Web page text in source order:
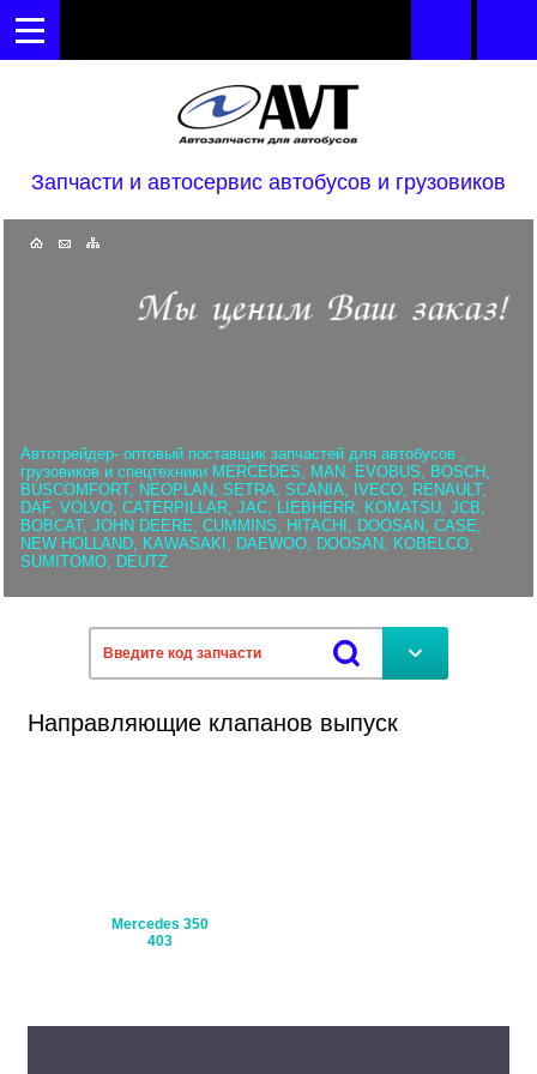
Запчасти и автосервис автобусов и грузовиков
Автотрейдер- оптовый поставщик запчастей для автобусов ,
грузовиков и спецтехники MERCEDES, MAN, EVOBUS, BOSCH,
BUSCOMFORT, NEOPLAN, SETRA, SCANIA, IVECO, RENAULT,
DAF, VOLVO, CATERPILLAR, JAC, LIEBHERR, KOMATSU, JCB,
BOBCAT, JOHN DEERE, CUMMINS, HITACHI, DOOSAN, CASE,
NEW HOLLAND, KAWASAKI, DAEWOO, DOOSAN, KOBELCO,
SUMITOMO, DEUTZ
Направляющие клапанов выпуск
Mercedes 350
403